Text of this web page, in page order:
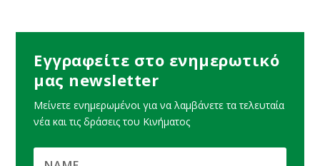
Εγγραφείτε στο ενημερωτικό
μας newsletter
Μείνετε ενημερωμένοι για να λαμβάνετε τα τελευταία
νέα και τις δράσεις του Κινήματος